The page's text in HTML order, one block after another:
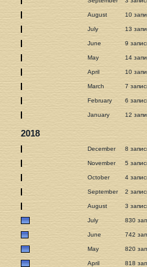
August 10
July 13
June 9
May 14
April 10
March 7
February 6
January 12
2018
December 8
November 5
October 4
September 2
August 3
July 830
June 742
May 820
April 818